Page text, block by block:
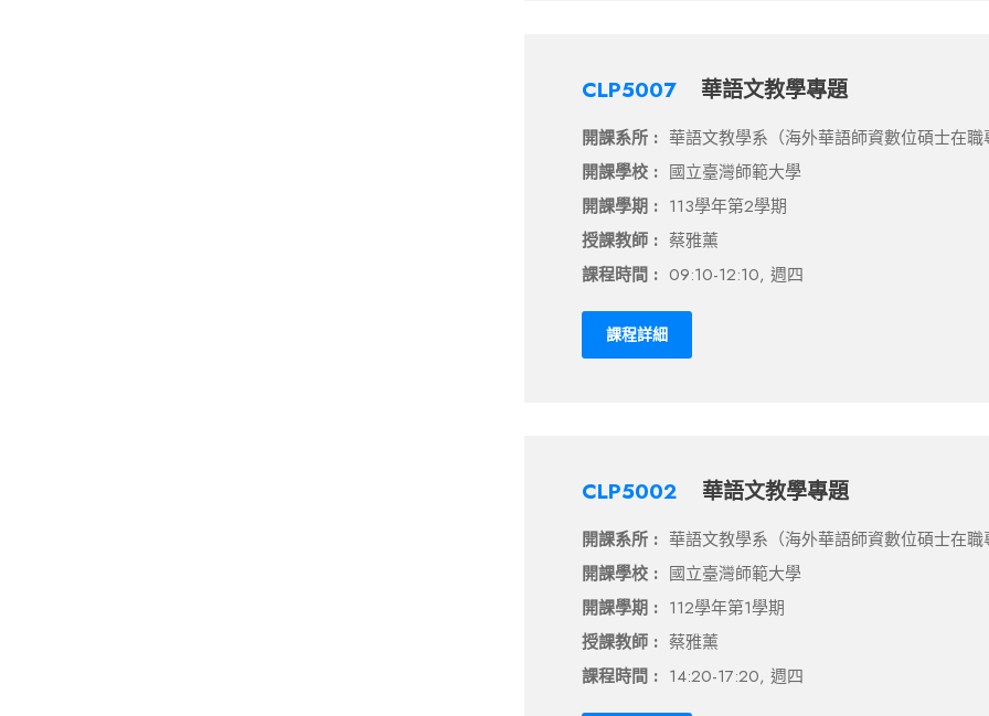
CLP5007 華語文教學專題
開課系所 : 華語文教學系（海外華語師資數位碩士在職
開課學校 : 國立臺灣師範大學
開課學期 : 113學年第2學期
授課教師 : 蔡雅薰
課程時間 : 09:10-12:10, 週四
課程詳細
CLP5002 華語文教學專題
開課系所 : 華語文教學系（海外華語師資數位碩士在職
開課學校 : 國立臺灣師範大學
開課學期 : 112學年第1學期
授課教師 : 蔡雅薰
課程時間 : 14:20-17:20, 週四